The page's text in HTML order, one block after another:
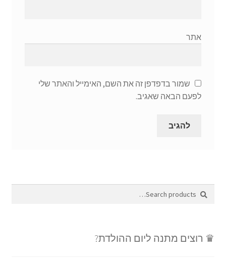
אתר
שמור בדפדפן זה את השם, האימייל והאתר שלי
לפעם הבאה שאגיב.
Search
for:
Search
♛ רוצים מתנה ליום ההולדת?